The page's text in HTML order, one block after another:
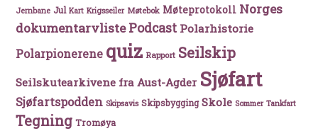
Jernbane Jul Kart Krigsseiler Møtebok Møteprotokoll Norges
dokumentarvlistePodcast Polarhistorie
Polarpionerene quiz Rapport Seilskip
Seilskutearkivene fra Aust-Agder Sjøfart
Sjøfartspodden Skipsavis Skipsbygging Skole Sommer Tankfart
Tegning Tromøya